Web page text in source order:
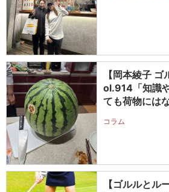
【岡本綾子
ol.914「知識
ても荷物には
コラム
【ゴルルとル